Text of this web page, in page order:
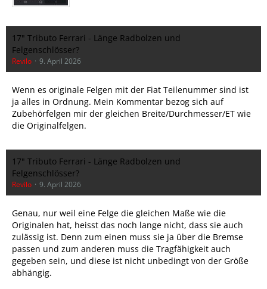
17" Tributo Ferrari - Länge Radbolzen und
Felgenschlösser?
Revilo 9. April 2026
Wenn es originale Felgen mit der Fiat Teilenummer sind ist
ja alles in Ordnung. Mein Kommentar bezog sich auf
Zubehörfelgen mir der gleichen Breite/Durchmesser/ET wie
die Originalfelgen.
17" Tributo Ferrari - Länge Radbolzen und
Felgenschlösser?
Revilo 9. April 2026
Genau, nur weil eine Felge die gleichen Maße wie die
Originalen hat, heisst das noch lange nicht, dass sie auch
zulässig ist. Denn zum einen muss sie ja über die Bremse
passen und zum anderen muss die Tragfähigkeit auch
gegeben sein, und diese ist nicht unbedingt von der Größe
abhängig.